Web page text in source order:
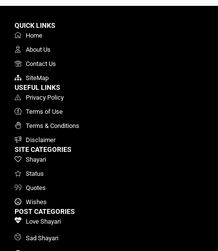
QUICK LINKS
Home
About Us
Contact Us
SiteMap
USEFUL LINKS
Privacy Policy
Terms of Use
Terms & Conditions
Disclaimer
SITE CATEGORIES
Shayari
Status
Quotes
Wishes
POST CATEGORIES
Love Shayari
Sad Shayari